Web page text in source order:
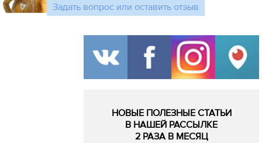
Задать вопрос или оставить отзыв
НОВЫЕ ПОЛЕЗНЫЕ СТАТЬИ
В НАШЕЙ РАССЫЛКЕ
2 РАЗА В МЕСЯЦ